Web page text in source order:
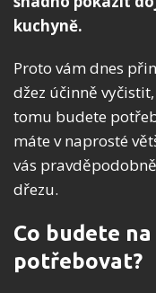
kuchyně.
Proto vám dnes
džez účinně
tomu budete
máte v naprosté
vás
dřezu.
Co budete
potřebovat?